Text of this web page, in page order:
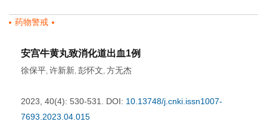
药物警戒
安宫牛黄丸致消化道出血1例
徐保平, 许新新, 彭怀文, 方无杰
2023, 40(4): 530-531. DOI: 10.13748/j.cnki.issn1007-
7693.2023.04.015